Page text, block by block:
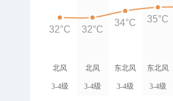
北风
3-4级
北风
3-4级
东北风
3-4级
东北风
3-4级
32°C 32°C
34°C 35°C